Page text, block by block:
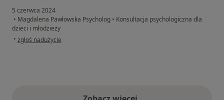
5 czerwca 2024
• Magdalena Pawłowska Psycholog • Konsultacja psychologiczna dla
dzieci i młodzieży
• w opinii użytkownika MM
zgłoś nadużycie